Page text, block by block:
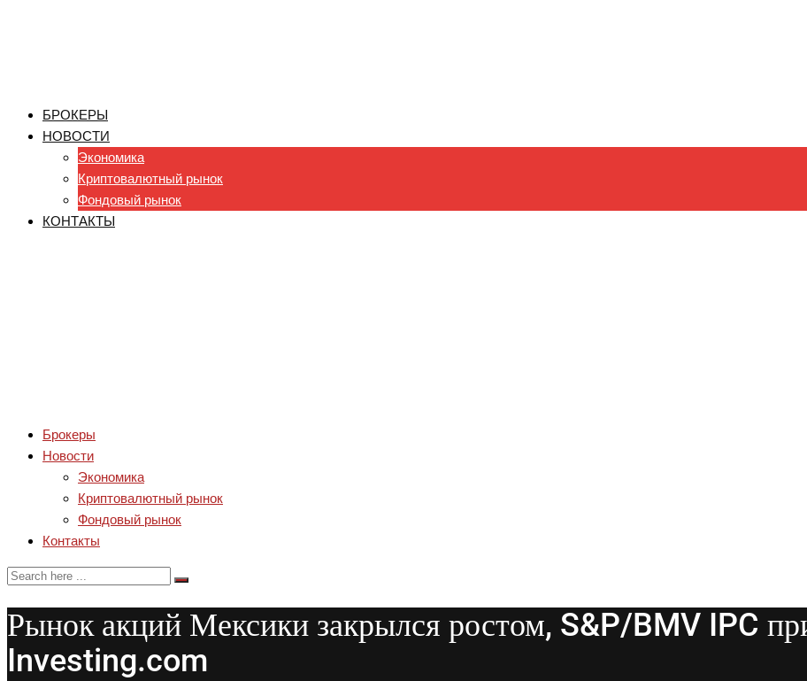
БРОКЕРЫ
НОВОСТИ
Экономика
Криптовалютный рынок
Фондовый рынок
КОНТАКТЫ
Брокеры
Новости
Экономика
Криптовалютный рынок
Фондовый рынок
Контакты
Рынок акций Мексики закрылся ростом, S&P/BMV IPC
Investing.com